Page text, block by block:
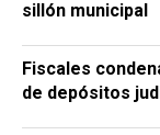
sillón municipal
Fiscales
de depósitos